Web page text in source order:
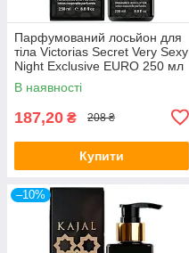
Парфумований лосьйон для
тіла Victorias Secret Very Sexy
Night Exclusive EURO 250 мл
В наявності
187,20 ₴ 208 ₴
Купити
–10%